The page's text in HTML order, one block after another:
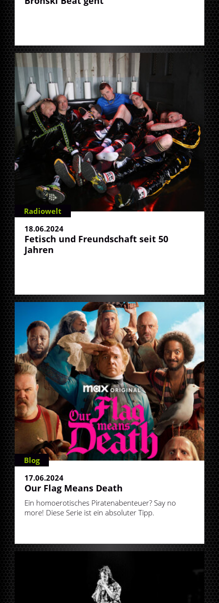
Radiowelt
18.06.2024
Fetisch und Freundschaft seit 50
Jahren
Blog
17.06.2024
Our Flag Means Death
Ein homoerotisches Piratenabenteuer? Say no
more! Diese Serie ist ein absoluter Tipp.